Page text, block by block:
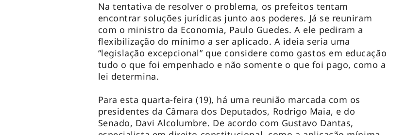
Na tentativa de resolver o problema, os prefeitos tentam
encontrar soluções jurídicas junto aos poderes. Já se reuniram
com o ministro da Economia, Paulo Guedes. A ele pediram a
flexibilização do mínimo a ser aplicado. A ideia seria uma
“legislação excepcional” que considere como gastos em educação
tudo o que foi empenhado e não somente o que foi pago, como a
lei determina.
Para esta quarta-feira (19), há uma reunião marcada com os
presidentes da Câmara dos Deputados, Rodrigo Maia, e do
Senado, Davi Alcolumbre. De acordo com Gustavo Dantas,